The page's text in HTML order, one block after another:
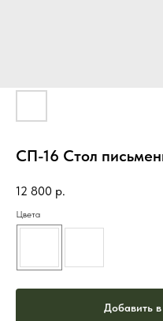
СП-16 Стол
12 800 р.
Цвета
Добавить